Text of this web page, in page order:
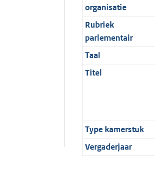
organisatie
Rubriek
parlementair
Taal
Titel
Type kamerstuk
Vergaderjaar